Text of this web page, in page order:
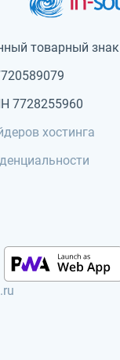
товарный знак
7728255960
хостинга